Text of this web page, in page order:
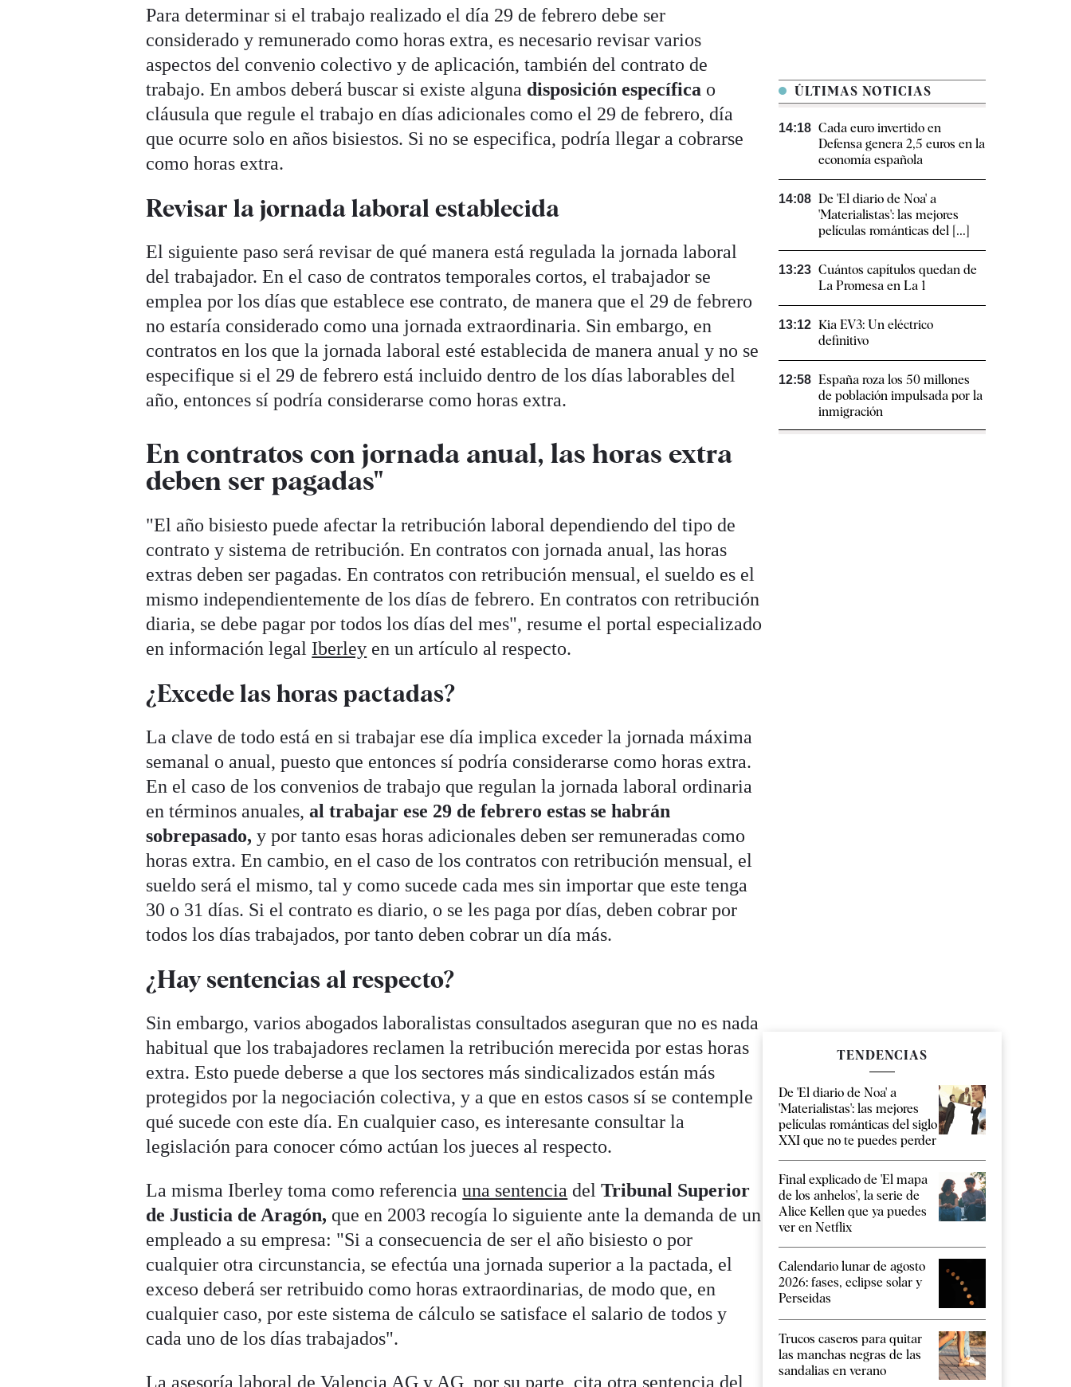
Para determinar si el trabajo realizado el día 29 de febrero debe ser
considerado y remunerado como horas extra, es necesario revisar varios
aspectos del convenio colectivo y de aplicación, también del contrato de
trabajo. En ambos deberá buscar si existe alguna disposición específica o
cláusula que regule el trabajo en días adicionales como el 29 de febrero, día
que ocurre solo en años bisiestos. Si no se especifica, podría llegar a cobrarse
como horas extra.
Revisar la jornada laboral establecida
El siguiente paso será revisar de qué manera está regulada la jornada laboral
del trabajador. En el caso de contratos temporales cortos, el trabajador se
emplea por los días que establece ese contrato, de manera que el 29 de febrero
no estaría considerado como una jornada extraordinaria. Sin embargo, en
contratos en los que la jornada laboral esté establecida de manera anual y no se
especifique si el 29 de febrero está incluido dentro de los días laborables del
año, entonces sí podría considerarse como horas extra.
En contratos con jornada anual, las horas extra
deben ser pagadas"
"El año bisiesto puede afectar la retribución laboral dependiendo del tipo de
contrato y sistema de retribución. En contratos con jornada anual, las horas
extras deben ser pagadas. En contratos con retribución mensual, el sueldo es el
mismo independientemente de los días de febrero. En contratos con retribución
diaria, se debe pagar por todos los días del mes", resume el portal especializado
en información legal Iberley en un artículo al respecto.
¿Excede las horas pactadas?
La clave de todo está en si trabajar ese día implica exceder la jornada máxima
semanal o anual, puesto que entonces sí podría considerarse como horas extra.
En el caso de los convenios de trabajo que regulan la jornada laboral ordinaria
en términos anuales,al trabajar ese 29 de febrero estas se habrán
sobrepasado,y por tanto esas horas adicionales deben ser remuneradas como
horas extra. En cambio, en el caso de los contratos con retribución mensual, el
sueldo será el mismo, tal y como sucede cada mes sin importar que este tenga
30 o 31 días. Si el contrato es diario, o se les paga por días, deben cobrar por
todos los días trabajados, por tanto deben cobrar un día más.
¿Hay sentencias al respecto?
Sin embargo, varios abogados laboralistas consultados aseguran que no es nada
habitual que los trabajadores reclamen la retribución merecida por estas horas
extra. Esto puede deberse a que los sectores más sindicalizados están más
protegidos por la negociación colectiva, y a que en estos casos sí se contemple
qué sucede con este día. En cualquier caso, es interesante consultar la
legislación para conocer cómo actúan los jueces al respecto.
La misma Iberley toma como referenciauna sentencia delTribunal Superior
de Justicia de Aragón,que en 2003 recogía lo siguiente ante la demanda de un
empleado a su empresa: "Si a consecuencia de ser el año bisiesto o por
cualquier otra circunstancia, se efectúa una jornada superior a la pactada, el
exceso deberá ser retribuido como horas extraordinarias, de modo que, en
cualquier caso, por este sistema de cálculo se satisface el salario de todos y
cada uno de los días trabajados".
La asesoría laboral de Valencia AG y AG , por su parte, cita otra sentencia del
ÚLTIMAS NOTICIAS
14:18 Cada euro invertido en
Defensa genera 2,5 euros en la
economía española
14:08 De 'El diario de Noa' a
'Materialistas': las mejores
películas románticas del [...]
13:23 Cuántos capítulos quedan de
La Promesa en La 1
13:12 Kia EV3: Un eléctrico
definitivo
12:58 España roza los 50 millones
de población impulsada por la
inmigración
TENDENCIAS
De 'El diario de Noa' a
'Materialistas': las mejores
películas románticas del siglo
XXI que no te puedes perder
Final explicado de 'El mapa
de los anhelos', la serie de
Alice Kellen que ya puedes
ver en Netflix
Calendario lunar de agosto
2026: fases, eclipse solar y
Perseidas
Trucos caseros para quitar
las manchas negras de las
sandalias en verano